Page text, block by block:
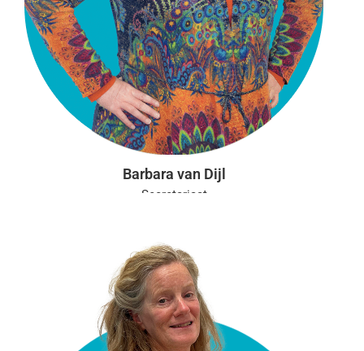
Barbara van Dijl
Secretariaat
opleidingen@vgct.nl
0302543054